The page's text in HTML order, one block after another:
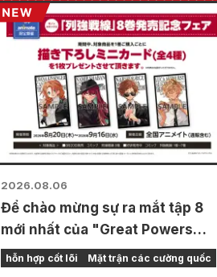
2026.08.06
Để chào mừng sự ra mắt tập 8
mới nhất của "Great Powers
Frontline", một hội chợ đặc biệt
sẽ được tổ chức tại các cửa hàng
hỗn hợp cốt lõi Mặt trận các cường quốc